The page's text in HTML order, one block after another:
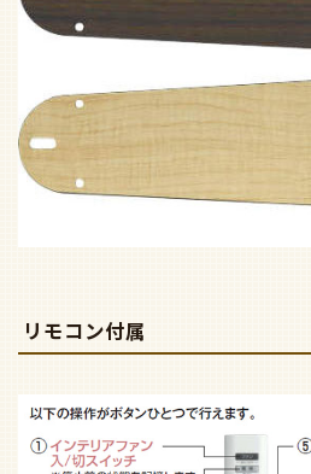
リモコン付属